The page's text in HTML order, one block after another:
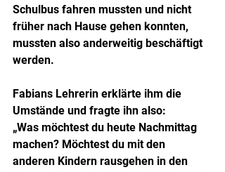
Schulbus fahren mussten und nicht
früher nach Hause gehen konnten,
mussten also anderweitig beschäftigt
werden.
Fabians Lehrerin erklärte ihm die
Umstände und fragte ihn also:
„Was möchtest du heute Nachmittag
machen? Möchtest du mit den
anderen Kindern rausgehen in den